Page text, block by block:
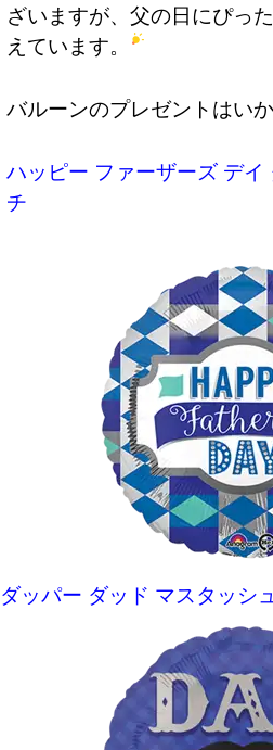
ざいますが、父の日にぴっ
えています。
バルーンのプレゼントはい
ハッピー ファーザーズ デ
チ
ダッパー ダッド マスタッシ